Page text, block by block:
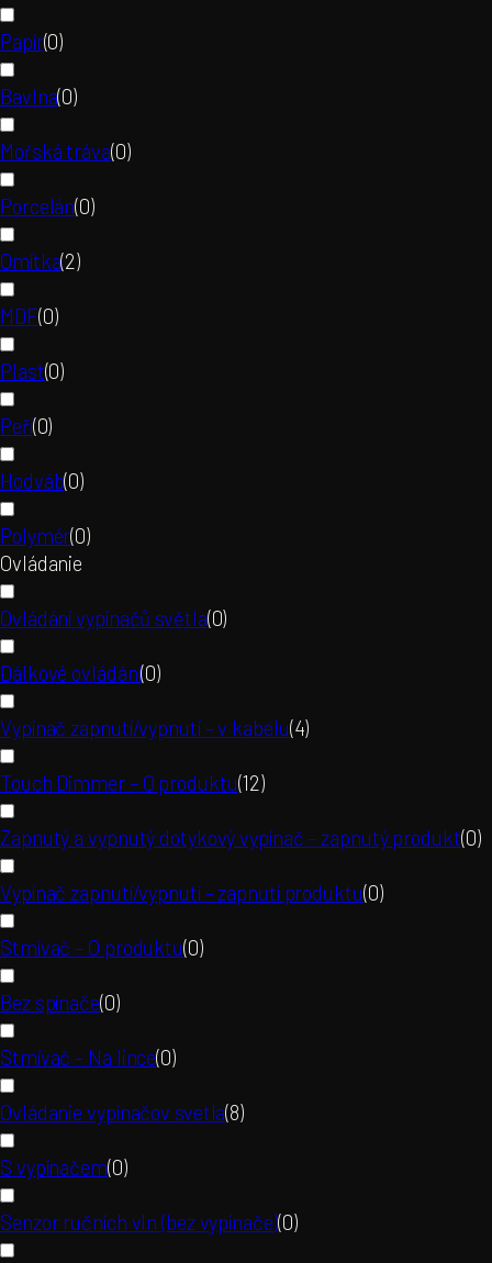
Papír(0)
Bavlna(0)
Mořská tráva(0)
Porcelán(0)
Omítka(2)
MDF(0)
Plast(0)
Peří(0)
Hodváb(0)
Polymér(0)
Ovládanie
Ovládání vypínačů světla(0)
Dálkové ovládání(0)
Vypínač zapnutí/vypnutí – v kabelu(4)
Touch Dimmer – O produktu(12)
Zapnutý a vypnutý dotykový vypínač – zapnutý produkt(0)
Vypínač zapnutí/vypnutí – zapnutí produktu(0)
Stmívač – O produktu(0)
Bez spínače(0)
Stmívač – Na lince(0)
Ovládanie vypínačov svetla(8)
S vypínačem(0)
Senzor ručních vln (bez vypínače)(0)